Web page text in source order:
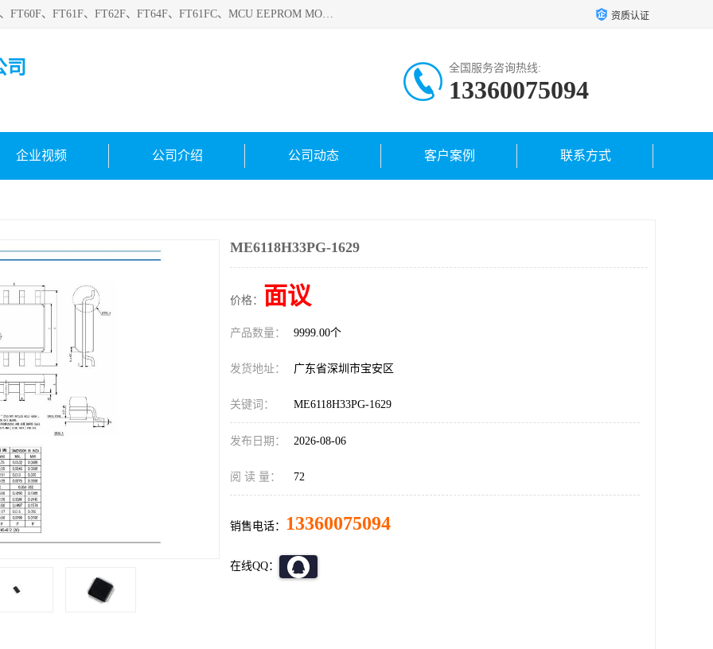
深圳悟芯电子科技有限公司目前主营的电子元器件型号FT32F、FT60F、FT61F、FT62F、FT64F、FT61FC、MCU EEPROM MOS LDO 稳压管 触摸IC DC-DC AC-DC 协议IC等，广泛应用于LED射灯、LED日光灯、等诸多领域。 资质认证
司 全国服务咨询热线:
13360075094
企业视频 公司介绍 公司动态 客户案例 联系方式
ME6118H33PG-1629
价格： 面议
产品数量： 9999.00个
发货地址： 广东省深圳市宝安区
关键词： ME6118H33PG-1629
发布日期： 2026-08-06
阅 读 量： 72
销售电话： 13360075094
在线QQ：